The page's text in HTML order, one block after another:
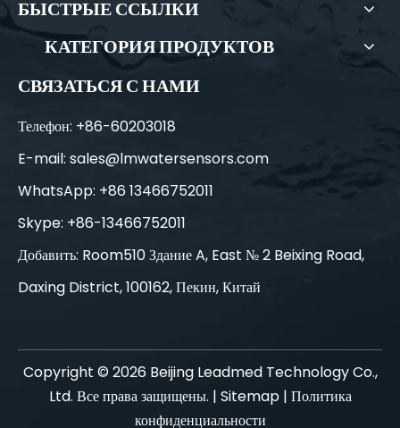
БЫСТРЫЕ ССЫЛКИ
КАТЕГОРИЯ ПРОДУКТОВ
СВЯЗАТЬСЯ С НАМИ
Телефон: +86-60203018
E-mail: sales@lmwatersensors.com
WhatsApp: +86 13466752011
Skype: +86-13466752011
Добавить: Room510 Здание A, East № 2 Beixing Road,
Daxing District, 100162, Пекин, Китай
Copyright © 2026 Beijing Leadmed Technology Co.,
Ltd. Все права защищены. | Sitemap | Политика
конфиденциальности